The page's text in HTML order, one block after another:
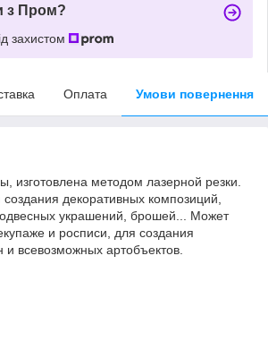
з Пром?
захистом
Оплата Умови повернення
изготовлена методом лазерной резки.
декоративных композиций,
украшений, брошей... Может
и росписи, для создания
и всевозможных артобъектов.